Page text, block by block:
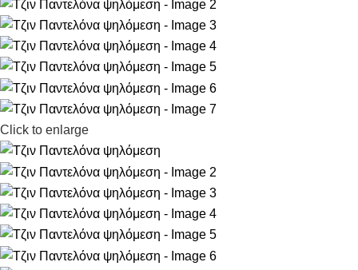
Click to enlarge